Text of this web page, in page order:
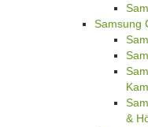
Samsung
&